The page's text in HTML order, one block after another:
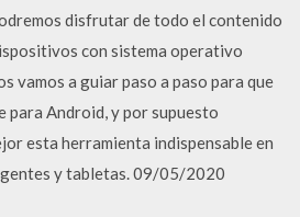
disfrutar de todo el contenido
con sistema operativo
vamos a guiar paso a paso para que
para Android, y por supuesto
esta herramienta indispensable en
y tabletas. 09/05/2020